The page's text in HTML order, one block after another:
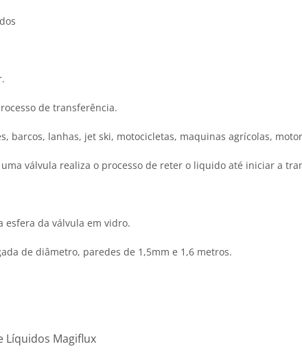
de transferência.
barcos, lanhas, jet ski, motocicletas, maquinas agrícolas,
válvula realiza o processo de reter o liquido até iniciar a
esfera da válvula em vidro.
de diâmetro, paredes de 1,5mm e 1,6 metros.
Líquidos Magiflux